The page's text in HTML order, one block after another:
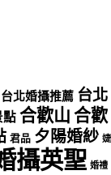
台北婚攝推薦 台北
合歡山合歡
君品 夕陽婚紗 婕
攝英聖 婚禮